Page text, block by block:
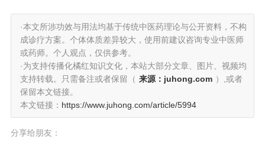
·本文所涉功效与用法均基于传统中医药理论与公开资料，不构
成诊疗方案。个体体质差异较大，使用前建议咨询专业中医师
或药师。个人观点，仅供参考。
·为支持传播化橘红知识文化，本站大部分文章、图片、视频均
支持转载。只需备注或者保留（ 来源：juhong.com ）,或者
保留本文链接。
本文链接： https://www.juhong.com/article/5994
分享给朋友：